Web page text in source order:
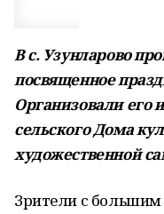
В с. Узунларово
посвященное
Организовали его
сельского Дома
художественной
Зрители с большим